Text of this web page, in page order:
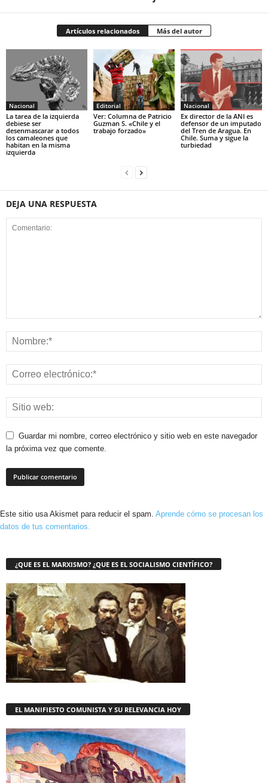
Artículos relacionados Más del autor
Nacional
La tarea de la izquierda
debiese ser
desenmascarar a todos
los camaleones que
habitan en la misma
izquierda
Editorial
Ver: Columna de Patricio
Guzman S. «Chile y el
trabajo forzado»
Nacional
Ex director de la ANI es
defensor de un imputado
del Tren de Aragua. En
Chile. Suma y sigue la
turbiedad
DEJA UNA RESPUESTA
Guardar mi nombre, correo electrónico y sitio web en este navegador
la próxima vez que comente.
Este sitio usa Akismet para reducir el spam. Aprende cómo se procesan los
datos de tus comentarios.
¿QUE ES EL MARXISMO? ¿QUE ES EL SOCIALISMO CIENTÍFICO?
EL MANIFIESTO COMUNISTA Y SU RELEVANCIA HOY